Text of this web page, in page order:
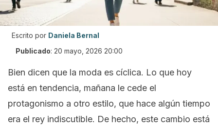
Escrito por Daniela Bernal
Publicado: 20 mayo, 2026 20:00
Bien dicen que la moda es cíclica. Lo que hoy
está en tendencia, mañana le cede el
protagonismo a otro estilo, que hace algún tiempo
era el rey indiscutible. De hecho, este cambio está